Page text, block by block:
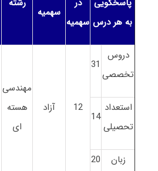
به هر درس سهمیه
سهمیه
دروس
تخصصی
31
12 آزاد
مهندسی
هسته
ای
استعداد
تحصیلی
14
زبان 20